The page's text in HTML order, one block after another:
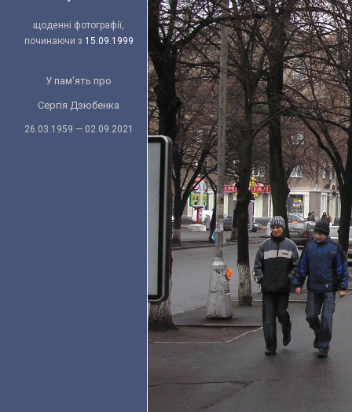
щоденні фотографії,
починаючи з 15.09.1999
У пам'ять про
Сергія Дзюбенка
26.03.1959 — 02.09.2021